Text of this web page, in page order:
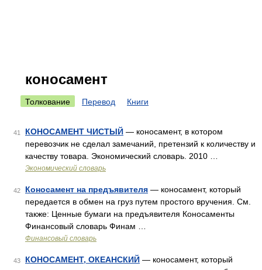
коносамент
Толкование Перевод Книги
41 КОНОСАМЕНТ ЧИСТЫЙ — коносамент, в котором
перевозчик не сделал замечаний, претензий к количеству и
качеству товара. Экономический словарь. 2010 …
Экономический словарь
42 Коносамент на предъявителя — коносамент, который
передается в обмен на груз путем простого вручения. См.
также: Ценные бумаги на предъявителя Коносаменты
Финансовый словарь Финам …
Финансовый словарь
43 КОНОСАМЕНТ, ОКЕАНСКИЙ — коносамент, который